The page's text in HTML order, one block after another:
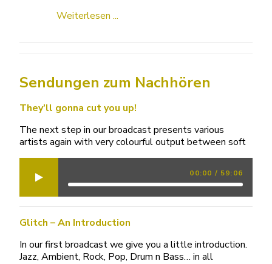
Weiterlesen ...
Sendungen zum Nachhören
They’ll gonna cut you up!
The next step in our broadcast presents various
artists again with very colourful output between soft
00:00 / 59:06
Glitch – An Introduction
In our first broadcast we give you a little introduction.
Jazz, Ambient, Rock, Pop, Drum n Bass… in all